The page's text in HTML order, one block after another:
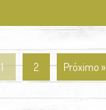
Página
1 Página
2 Próximo »